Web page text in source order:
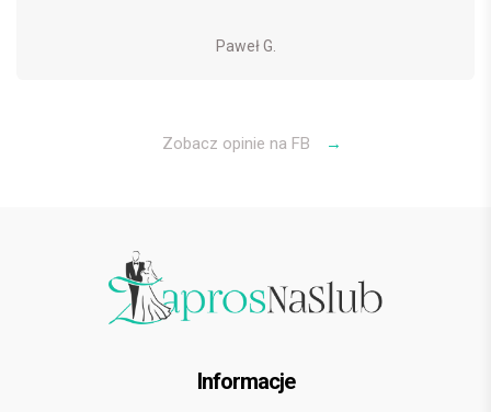
Paweł G.
Zobacz opinie na FB →
Informacje